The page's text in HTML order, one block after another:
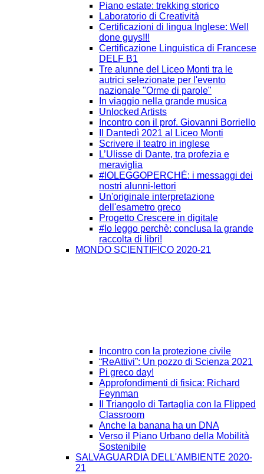
Piano estate: trekking storico
Laboratorio di Creatività
Certificazioni di lingua Inglese: Well
done guys!!!
Certificazione Linguistica di Francese
DELF B1
Tre alunne del Liceo Monti tra le
autrici selezionate per l'evento
nazionale "Orme di parole"
In viaggio nella grande musica
Unlocked Artists
Incontro con il prof. Giovanni Borriello
Il Dantedì 2021 al Liceo Monti
Scrivere il teatro in inglese
L’Ulisse di Dante, tra profezia e
meraviglia
#IOLEGGOPERCHÉ: i messaggi dei
nostri alunni-lettori
Un'originale interpretazione
dell'esametro greco
Progetto Crescere in digitale
#Io leggo perchè: conclusa la grande
raccolta di libri!
MONDO SCIENTIFICO 2020-21
Incontro con la protezione civile
“ReAttivi”: Un pozzo di Scienza 2021
Pi greco day!
Approfondimenti di fisica: Richard
Feynman
Il Triangolo di Tartaglia con la Flipped
Classroom
Anche la banana ha un DNA
Verso il Piano Urbano della Mobilità
Sostenibile
SALVAGUARDIA DELL'AMBIENTE 2020-
21